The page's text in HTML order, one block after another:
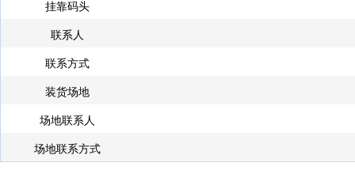
挂靠码头
联系人
联系方式
装货场地
场地联系人
场地联系方式